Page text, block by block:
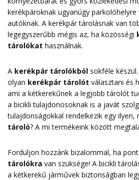
kerékpároknak ugyanúgy
autóknak. A kerékpár tárolásnak van
legegyszerűbb mégis az, ha közösségi
tárolókat használnak.
A kerékpár tárolókból sokféle
olyan kerékpár tárolót választani és
ami a kétkerekűnek a legjobb tárolót
a bicikli tulajdonosoknak is a javát
tulajdonságokkal rendelkezik egy ilyen,
tároló? A mi termékeink között
Forduljon hozzánk bizalommal, ha
tárolókra van szüksége! A bicikli
a kétkerekű járművek biztonságban